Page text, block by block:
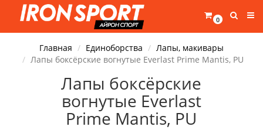
0
Главная Единоборства
Лапы, макивары
Лапы боксёрские вогнутые Everlast Prime Mantis, PU
Лапы боксёрские
вогнутые Everlast
Prime Mantis, PU